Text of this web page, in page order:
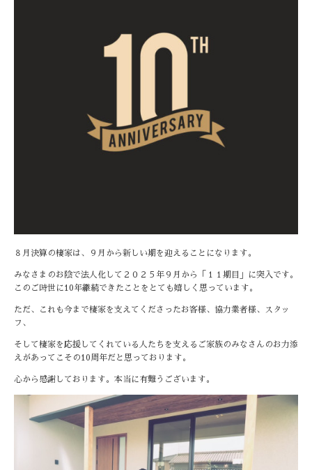
８月決算の棲家は、９月から新しい期を迎えることになります。
みなさまのお陰で法人化して２０２５年９月から「１１期目」に突入です。
このご時世に10年継続できたことをとても嬉しく思っています。
ただ、これも今まで棲家を支えてくださったお客様、協力業者様、スタッ
フ、
そして棲家を応援してくれている人たちを支えるご家族のみなさんのお力添
えがあってこその10周年だと思っております。
心から感謝しております。本当に有難うございます。